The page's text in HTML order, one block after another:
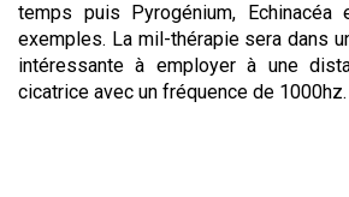
temps puis Pyrogénium,
exemples. La mil-thérapie sera dans
intéressante à employer à une
cicatrice avec un fréquence de 1000hz.